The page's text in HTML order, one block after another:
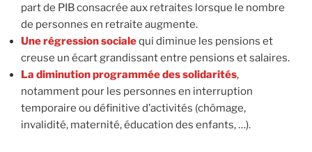
part de PIB consacrée aux retraites lorsque le nombre
de personnes en retraite augmente.
Une régression socialequi diminue les pensions et
creuse un écart grandissant entre pensions et salaires.
La diminution programmée des solidarités,
notamment pour les personnes en interruption
temporaire ou définitive d’activités (chômage,
invalidité, maternité, éducation des enfants, …).